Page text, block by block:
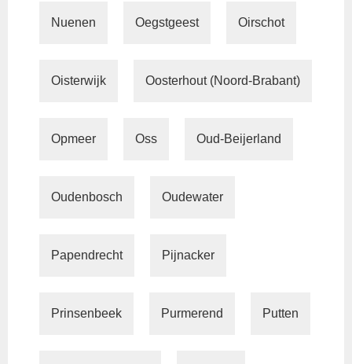
Nuenen Oegstgeest Oirschot
Oisterwijk Oosterhout (Noord-Brabant)
Opmeer Oss Oud-Beijerland
Oudenbosch Oudewater
Papendrecht Pijnacker
Prinsenbeek Purmerend Putten